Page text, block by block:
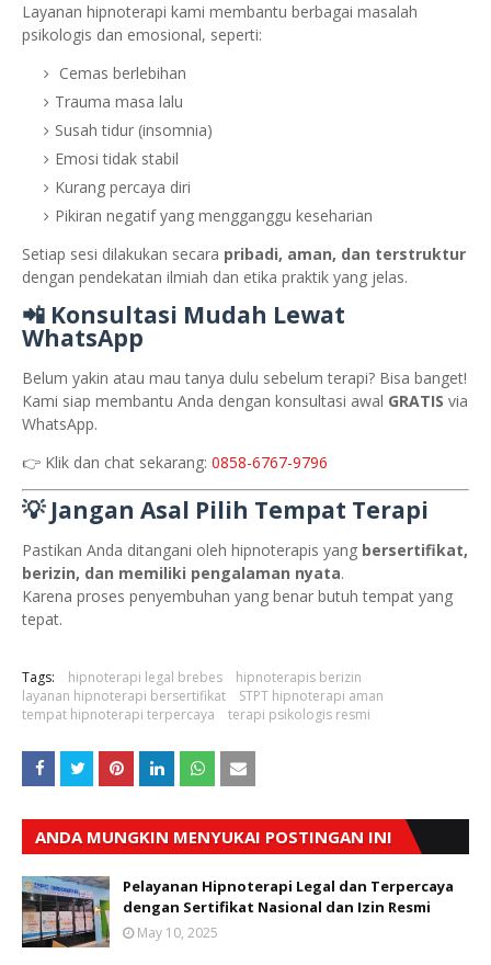
Layanan hipnoterapi kami membantu berbagai masalah
psikologis dan emosional, seperti:
Cemas berlebihan
Trauma masa lalu
Susah tidur (insomnia)
Emosi tidak stabil
Kurang percaya diri
Pikiran negatif yang mengganggu keseharian
Setiap sesi dilakukan secara pribadi, aman, dan terstruktur
dengan pendekatan ilmiah dan etika praktik yang jelas.
📲 Konsultasi Mudah Lewat
WhatsApp
Belum yakin atau mau tanya dulu sebelum terapi? Bisa banget!
Kami siap membantu Anda dengan konsultasi awal GRATIS via
WhatsApp.
👉 Klik dan chat sekarang: 0858-6767-9796
💡 Jangan Asal Pilih Tempat Terapi
Pastikan Anda ditangani oleh hipnoterapis yang bersertifikat,
berizin, dan memiliki pengalaman nyata.
Karena proses penyembuhan yang benar butuh tempat yang
tepat.
Tags: hipnoterapi legal brebes
hipnoterapis berizin
layanan hipnoterapi bersertifikat
STPT hipnoterapi aman
tempat hipnoterapi terpercaya
terapi psikologis resmi
ANDA MUNGKIN MENYUKAI POSTINGAN INI
Pelayanan Hipnoterapi Legal dan Terpercaya
dengan Sertifikat Nasional dan Izin Resmi
May 10, 2025